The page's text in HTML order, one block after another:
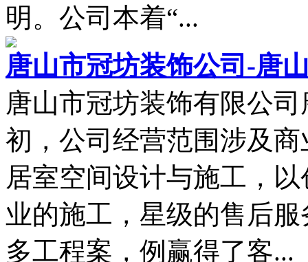
明。公司本着“...
唐山市冠坊装饰公司-唐
唐山市冠坊装饰有限公
初，公司经营范围涉及
居室空间设计与施工，
业的施工，星级的售后
多工程案，例赢得了客...